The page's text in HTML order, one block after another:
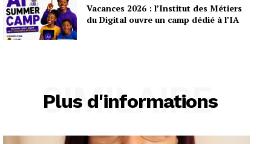
Vacances 2026 : l’Institut des Métiers
du Digital ouvre un camp dédié à l’IA
Plus d'informations
SIMILAIRE